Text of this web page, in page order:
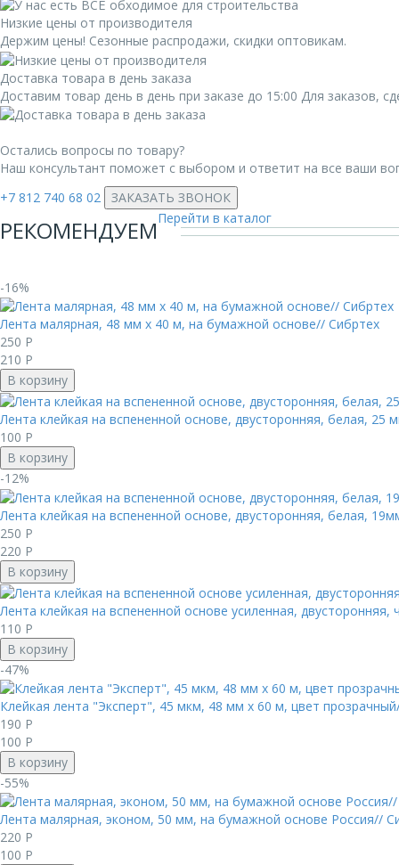
Низкие цены от производителя
Держим цены! Сезонные распродажи, скидки оптовикам.
Доставка товара в день заказа
Доставим товар день в день при заказе до 15:00 Для заказов,
Остались вопросы по товару?
Наш консультант поможет с выбором и ответит на все ваши
+7 812 740 68 02
ЗАКАЗАТЬ ЗВОНОК
РЕКОМЕНДУЕМПерейти в каталог
-16%
Лента малярная, 48 мм х 40 м, на бумажной основе// Сибртех
250 Р
210 Р
В корзину
Лента клейкая на вспененной основе, двусторонняя, белая, 25
100 Р
В корзину
-12%
Лента клейкая на вспененной основе, двусторонняя, белая,
250 Р
220 Р
В корзину
Лента клейкая на вспененной основе усиленная,
110 Р
В корзину
-47%
Клейкая лента "Эксперт", 45 мкм, 48 мм х 60 м, цвет
190 Р
100 Р
В корзину
-55%
Лента малярная, эконом, 50 мм, на бумажной основе Россия//
220 Р
100 Р